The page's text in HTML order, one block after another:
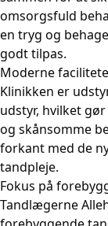
omsorgsfuld
en tryg og
godt tilpas.
Moderne
Klinikken er
udstyr, hvilket
og skånsomme
forkant med de
tandpleje.
Fokus på
Tandlægerne